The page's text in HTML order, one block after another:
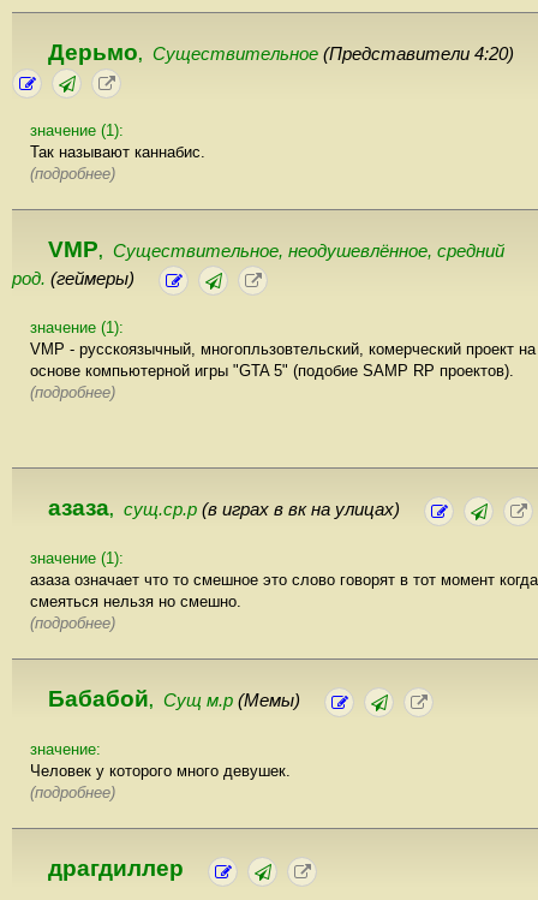
Дерьмо, Существительное (Представители 4:20)
значение (1):
Так называют каннабис.
(подробнее)
VMP, Существительное, неодушевлённое, cредний
род. (геймеры)
значение (1):
VMP - русскоязычный, многопльзовтельский, комерческий проект на
основе компьютерной игры "GTA 5" (подобие SAMP RP проектов).
(подробнее)
азаза, сущ.ср.р (в играх в вк на улицах)
значение (1):
азаза означает что то смешное это слово говорят в тот момент когда
смеяться нельзя но смешно.
(подробнее)
Бабабой, Сущ м.р (Мемы)
значение:
Человек у которого много девушек.
(подробнее)
драгдиллер